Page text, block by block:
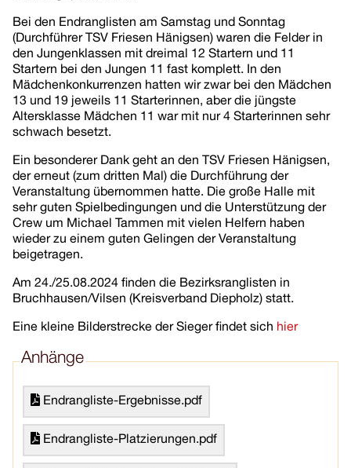
Bei den Endranglisten am Samstag und Sonntag
(Durchführer TSV Friesen Hänigsen) waren die Felder in
den Jungenklassen mit dreimal 12 Startern und 11
Startern bei den Jungen 11 fast komplett. In den
Mädchenkonkurrenzen hatten wir zwar bei den Mädchen
13 und 19 jeweils 11 Starterinnen, aber die jüngste
Altersklasse Mädchen 11 war mit nur 4 Starterinnen sehr
schwach besetzt.
Ein besonderer Dank geht an den TSV Friesen Hänigsen,
der erneut (zum dritten Mal) die Durchführung der
Veranstaltung übernommen hatte. Die große Halle mit
sehr guten Spielbedingungen und die Unterstützung der
Crew um Michael Tammen mit vielen Helfern haben
wieder zu einem guten Gelingen der Veranstaltung
beigetragen.
Am 24./25.08.2024 finden die Bezirksranglisten in
Bruchhausen/Vilsen (Kreisverband Diepholz) statt.
Eine kleine Bilderstrecke der Sieger findet sich hier
Anhänge
Endrangliste-Ergebnisse.pdf
Endrangliste-Platzierungen.pdf